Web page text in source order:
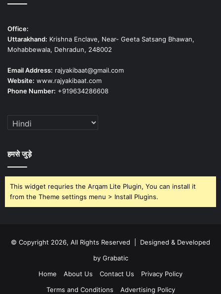
Office:
Uttarakhand: Krishna Enclave, Near- Geeta Satsang Bhawan,
Mohabbewala, Dehradun, 248002
Email Address: rajyakibaat@gmail.com
Website: www.rajyakibaat.com
Phone Number: +919634286608
हमसे जुड़े
This widget requries the Arqam Lite Plugin, You can install it
from the Theme settings menu > Install Plugins.
© Copyright 2026, All Rights Reserved | Designed & Developed
by Grabatic
Home
About Us Contact Us
Privacy Policy
Terms and Conditions
Advertising Policy